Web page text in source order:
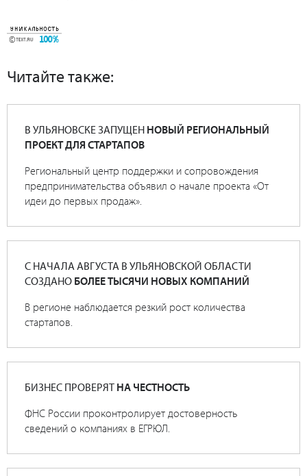
Читайте также:
В УЛЬЯНОВСКЕ ЗАПУЩЕН НОВЫЙ РЕГИОНАЛЬНЫЙ
ПРОЕКТ ДЛЯ СТАРТАПОВ
Региональный центр поддержки и сопровождения
предпринимательства объявил о начале проекта «От
идеи до первых продаж».
С НАЧАЛА АВГУСТА В УЛЬЯНОВСКОЙ ОБЛАСТИ
СОЗДАНО БОЛЕЕ ТЫСЯЧИ НОВЫХ КОМПАНИЙ
В регионе наблюдается резкий рост количества
стартапов.
БИЗНЕС ПРОВЕРЯТ НА ЧЕСТНОСТЬ
ФНС России проконтролирует достоверность
сведений о компаниях в ЕГРЮЛ.